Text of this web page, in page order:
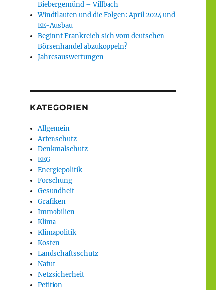
Biebergemünd – Villbach
Windflauten und die Folgen: April 2024 und
EE-Ausbau
Beginnt Frankreich sich vom deutschen
Börsenhandel abzukoppeln?
Jahresauswertungen
KATEGORIEN
Allgemein
Artenschutz
Denkmalschutz
EEG
Energiepolitik
Forschung
Gesundheit
Grafiken
Immobilien
Klima
Klimapolitik
Kosten
Landschaftsschutz
Natur
Netzsicherheit
Petition